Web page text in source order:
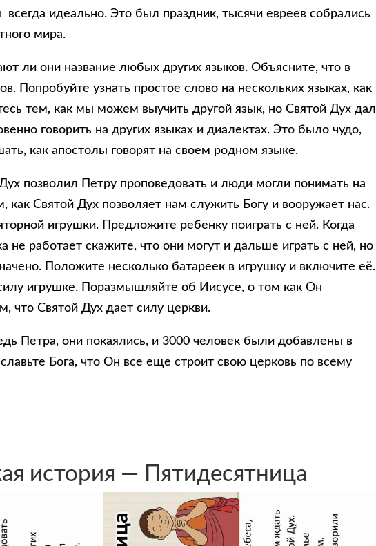
идеально. Это был праздник, тысячи евреев собрались
мира.
ли они название любых других языков. Объясните, что в
Попробуйте узнать простое слово на нескольких языках, как
тем, как мы можем выучить другой язык, но Святой Дух дал
говорить на других языках и диалектах. Это было чудо,
как апостолы говорят на своем родном языке.
позволил Петру проповедовать и люди могли понимать на
как Святой Дух позволяет нам служить Богу и вооружает нас.
игрушки. Предложите ребенку поиграть с ней. Когда
не работает скажите, что они могут и дальше играть с ней, но
Положите несколько батареек в игрушку и включите её.
игрушке. Поразмышляйте об Иисусе, о том как Он
что Святой Дух дает силу церкви.
Петра, они покаялись, и 3000 человек были добавлены в
Бога, что Он все еще строит свою церковь по всему
история — Пятидесятница